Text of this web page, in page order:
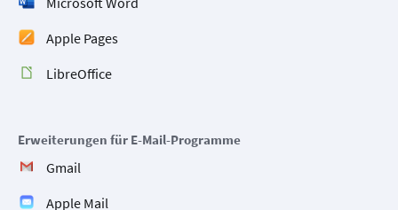
Apple Pages
LibreOffice
Erweiterungen für E-Mail-Programme
Gmail
Apple Mail